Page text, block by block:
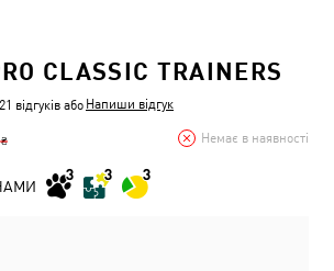
CLASSIC TRAINERS
відгуків або Напиши відгук
₴ Немає в наявності